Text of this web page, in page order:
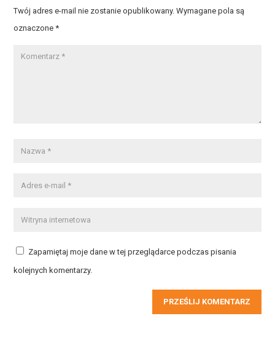
Twój adres e-mail nie zostanie opublikowany. Wymagane pola są
oznaczone*
Zapamiętaj moje dane w tej przeglądarce podczas pisania
kolejnych komentarzy.
PRZEŚLIJ KOMENTARZ